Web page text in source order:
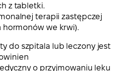
z tabletki.
terapii zastępczej
hormonów we krwi).
do szpitala lub leczony jest
o przyjmowaniu leku